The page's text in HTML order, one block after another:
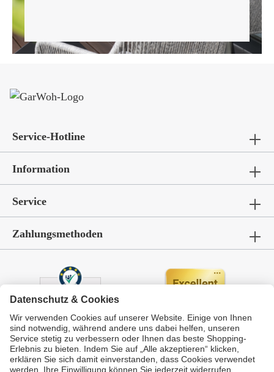
Service-Hotline
Information
Service
Zahlungsmethoden